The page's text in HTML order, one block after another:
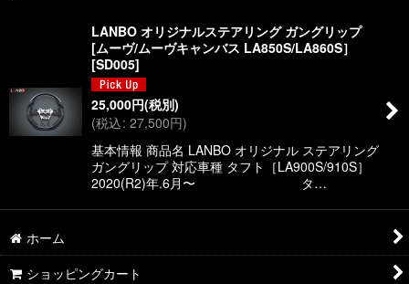
LANBO オリジナルステアリング ガングリップ
[ムーヴ/ムーヴキャンバス LA850S/LA860S］
[SD005]
25,000円(税別)
(税込: 27,500円)
基本情報 商品名 LANBO オリジナル ステアリング
ガングリップ 対応車種 タフト［LA900S/910S］
2020(R2)年.6月〜 タ…
ホーム
ショッピングカート